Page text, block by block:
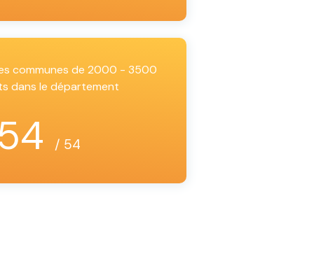
communes de 2000 - 3500
dans le département
/ 54